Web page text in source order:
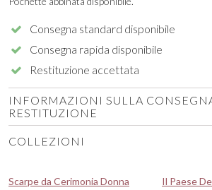
Consegna standard disponibile
Consegna rapida disponibile
Restituzione accettata
INFORMAZIONI SULLA
RESTITUZIONE
COLLEZIONI
Scarpe da Cerimonia Donna Il Paese